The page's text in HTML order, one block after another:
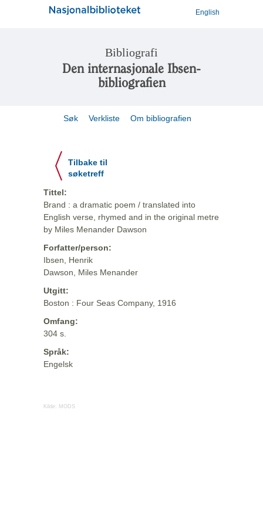
English
Bibliografi
Den internasjonale Ibsen-
bibliografien
Søk Verkliste Om bibliografien
Tilbake til
søketreff
Tittel:
Brand : a dramatic poem / translated into
English verse, rhymed and in the original metre
by Miles Menander Dawson
Forfatter/person:
Ibsen, Henrik
Dawson, Miles Menander
Utgitt:
Boston : Four Seas Company, 1916
Omfang:
304 s.
Språk:
Engelsk
Kilde: MODS